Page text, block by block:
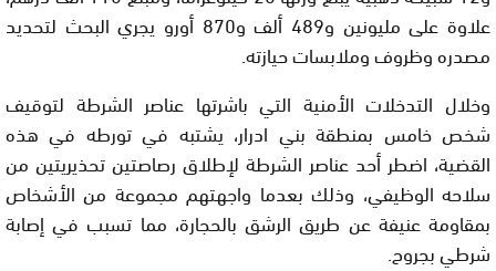
علاوة على مليونين و489 ألف و870 أورو يجري البحث لتحديد
مصدره وظروف وملابسات حيازته.
وخلال التدخلات الأمنية التي باشرتها عناصر الشرطة لتوقيف
شخص خامس بمنطقة بني ادرار، يشتبه في تورطه في هذه
القضية، اضطر أحد عناصر الشرطة لإطلاق رصاصتين تحذيريتين من
سلاحه الوظيفي، وذلك بعدما واجهتهم مجموعة من الأشخاص
بمقاومة عنيفة عن طريق الرشق بالحجارة، مما تسبب في إصابة
شرطي بجروح.